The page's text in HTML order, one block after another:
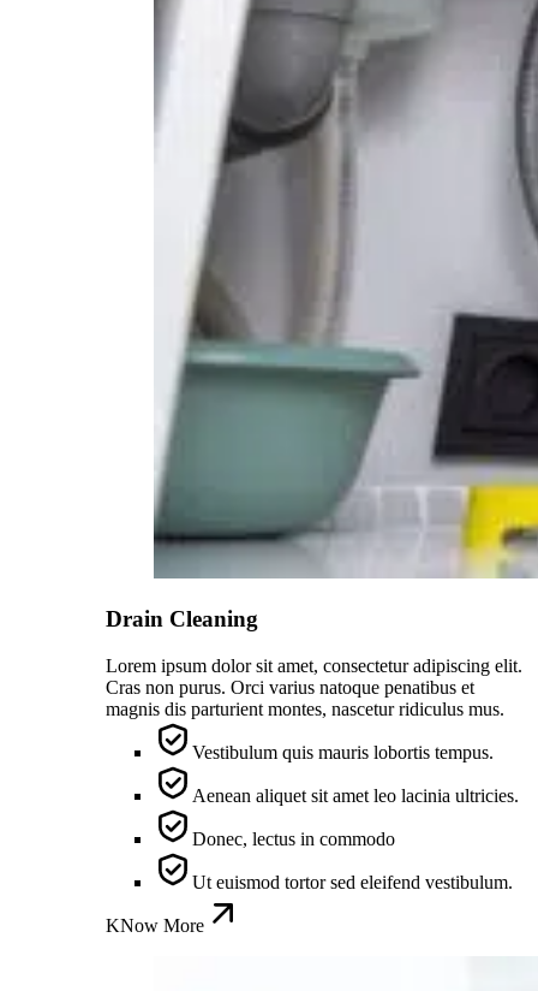
Drain Cleaning
Lorem ipsum dolor sit amet, consectetur adipiscing elit.
Cras non purus. Orci varius natoque penatibus et
magnis dis parturient montes, nascetur ridiculus mus.
Vestibulum quis mauris lobortis tempus.
Aenean aliquet sit amet leo lacinia ultricies.
Donec, lectus in commodo
Ut euismod tortor sed eleifend vestibulum.
KNow More